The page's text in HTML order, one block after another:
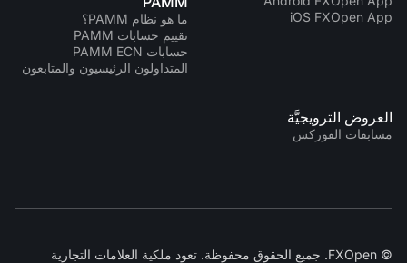
iOS FXOpen App
ما هو نظام PAMM؟
تقييم حسابات PAMM
حسابات PAMM ECN
المتداولون الرئيسيون والمتابعون
العروض الترويجيَّة
مسابقات الفوركس
© FXOpen. جميع الحقوق محفوظة. تعود ملكية العلامات التجارية